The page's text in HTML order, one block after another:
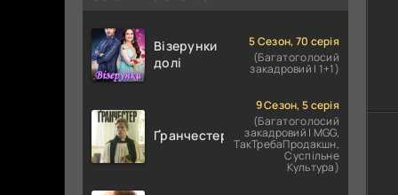
Візерунки
долі
5 Сезон, 70 серія
(Багатоголосий
закадровий | 1+1)
Ґранчестер
9 Сезон, 5 серія
(Багатоголосий
закадровий | MGG,
ТакТребаПродакшн,
Суспільне
Культура)